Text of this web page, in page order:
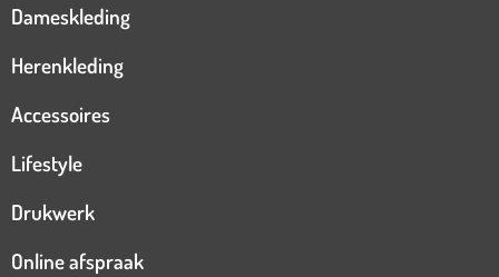
Dameskleding
Herenkleding
Accessoires
Lifestyle
Drukwerk
Online afspraak